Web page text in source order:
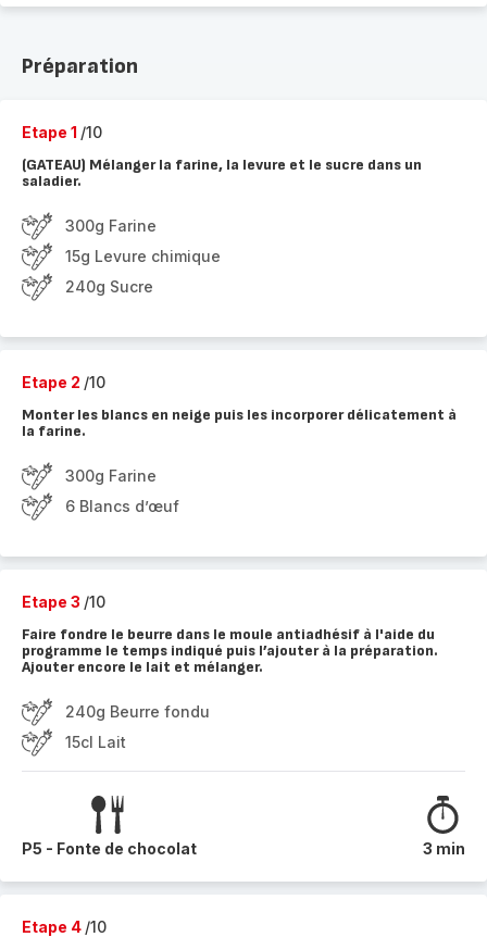
Préparation
Etape 1 /10
(GATEAU) Mélanger la farine, la levure et le sucre dans un
saladier.
300g Farine
15g Levure chimique
240g Sucre
Etape 2 /10
Monter les blancs en neige puis les incorporer délicatement à
la farine.
300g Farine
6 Blancs d’œuf
Etape 3 /10
Faire fondre le beurre dans le moule antiadhésif à l'aide du
programme le temps indiqué puis l’ajouter à la préparation.
Ajouter encore le lait et mélanger.
240g Beurre fondu
15cl Lait
P5 - Fonte de chocolat 3 min
Etape 4 /10